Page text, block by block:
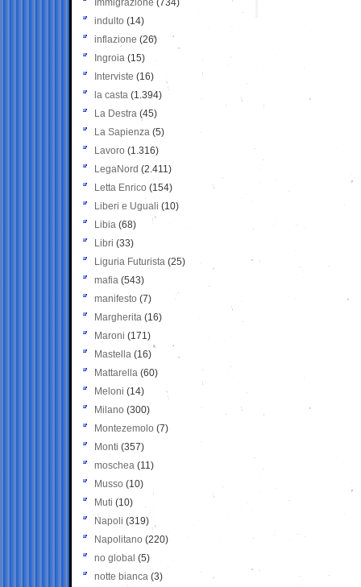
Immigrazione (734)
indulto (14)
inflazione (26)
Ingroia (15)
Interviste (16)
la casta (1.394)
La Destra (45)
La Sapienza (5)
Lavoro (1.316)
LegaNord (2.411)
Letta Enrico (154)
Liberi e Uguali (10)
Libia (68)
Libri (33)
Liguria Futurista (25)
mafia (543)
manifesto (7)
Margherita (16)
Maroni (171)
Mastella (16)
Mattarella (60)
Meloni (14)
Milano (300)
Montezemolo (7)
Monti (357)
moschea (11)
Musso (10)
Muti (10)
Napoli (319)
Napolitano (220)
no global (5)
notte bianca (3)